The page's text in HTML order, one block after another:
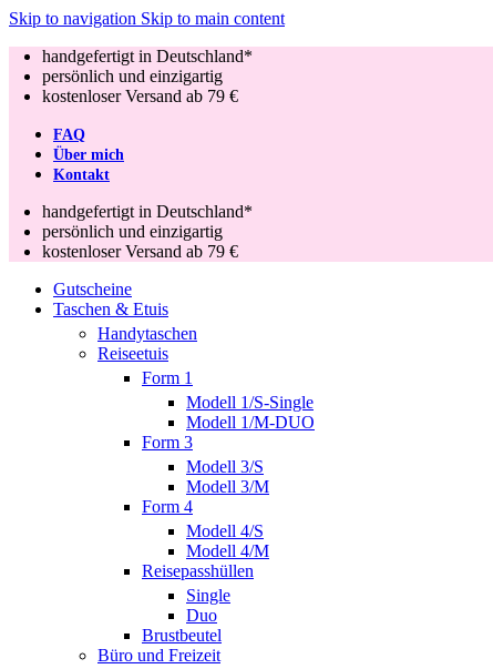
Skip to navigation Skip to main content
handgefertigt in Deutschland*
persönlich und einzigartig
kostenloser Versand ab 79 €
FAQ
Über mich
Kontakt
handgefertigt in Deutschland*
persönlich und einzigartig
kostenloser Versand ab 79 €
Gutscheine
Taschen & Etuis
Handytaschen
Reiseetuis
Form 1
Modell 1/S-Single
Modell 1/M-DUO
Form 3
Modell 3/S
Modell 3/M
Form 4
Modell 4/S
Modell 4/M
Reisepasshüllen
Single
Duo
Brustbeutel
Büro und Freizeit